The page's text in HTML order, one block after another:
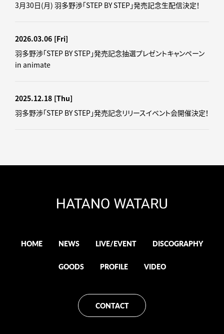
3月30日(月) 羽多野渉「STEP BY STEP」発売記念生配信決定！
2026.03.06 [Fri]
羽多野渉「STEP BY STEP」発売記念抽選プレゼントキャンペーン
in animate
2025.12.18 [Thu]
羽多野渉「STEP BY STEP」発売記念リリースイベント会開催決定！
HOME NEWS LIVE/EVENT DISCOGRAPHY
GOODS PROFILE VIDEO
CONTACT